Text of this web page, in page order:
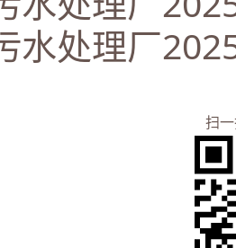
水处理厂
扫